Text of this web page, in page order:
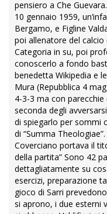
pensiero a Che
10 gennaio 1959,
Bergamo, e Figline
poi allenatore del
Categoria in su, poi
conoscerlo a fondo
benedetta Wikipedia e
Mura (Repubblica 4
4-3-3 ma con
seconda degli
di spiegarlo per sommi
di “Summa
Coverciano portava il
della partita” Sono 42
dettagliatamente su
esercizi, preparazione
gioco di Sarri
si aprono, i due esterni